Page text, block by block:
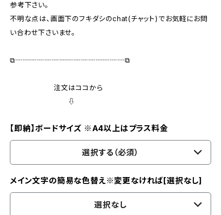
参考下さい。
不明な点は、画面下のフキダシのchat(チャット)でお気軽にお問
い合わせ下さいませ。
⧉┈┈┈┈┈┈┈┈┈┈┈┈┈┈┈⧉
注文はココから
⇩
【即納】ボードサイズ ※A4以上はプラス料金
選択する（必須）
メイン文字の簡易な色替え※変更なければ[選択なし]
選択なし